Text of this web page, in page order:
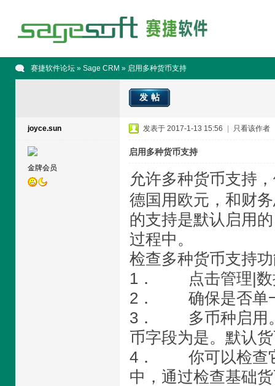
赛捷软件论坛» Sage CRM » 启用多种货币支持
发帖
joyce.sun
金牌会员
发表于 2017-1-13 15:56 只看该作者
启用多种货币支持
允许多种货币支持
德国用欧元，和财
的支持是默认启用
过程中。
检查多种货币支持
1． 点击管理|数
2． 确保是否单
3． 多币种启用。
币字段为是。默认
4． 你可以检查它
中，通过检查基础